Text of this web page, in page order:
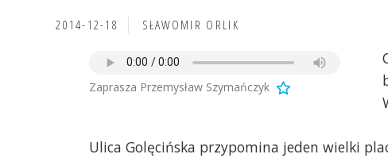
2014-12-18 SŁAWOMIR ORLIK
Zaprasza Przemysław Szymańczyk
Ulica Golęcińska przypomina jeden wielki